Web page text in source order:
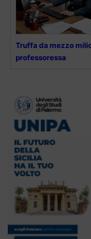
Truffa da mezzo
professoressa